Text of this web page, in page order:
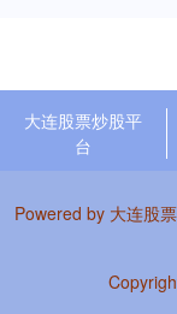
大连股票炒股平
台
Powered by 大连股